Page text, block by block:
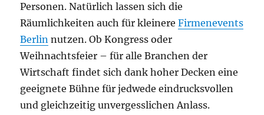
Personen. Natürlich lassen sich die
Räumlichkeiten auch für kleinereFirmenevents
Berlin nutzen. Ob Kongress oder
Weihnachtsfeier – für alle Branchen der
Wirtschaft findet sich dank hoher Decken eine
geeignete Bühne für jedwede eindrucksvollen
und gleichzeitig unvergesslichen Anlass.